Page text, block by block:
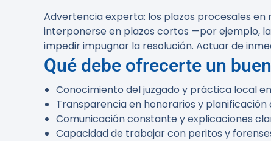
Advertencia experta: los plazos procesales
interponerse en plazos cortos —por ejemplo,
impedir impugnar la resolución. Actuar de
Qué debe ofrecerte un
Conocimiento del juzgado y práctica local
Transparencia en honorarios y planificación
Comunicación constante y explicaciones
Capacidad de trabajar con peritos y